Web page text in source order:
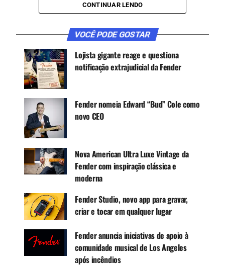
Receba novas matérias do Música & Mercado no
Canal WhatsApp
Google News
:: Leia também:
Fender abrirá novos distribuidores e importação
direta para lojistas
Fontes ouvidas pela Música & Mercado explicaram
ainda que os produtos terão um parâmetro de
preço a ser seguido entre as empresas
revendedoras.
Rumores no setor projetam que a marca está
CONTINUAR LENDO
VOCÊ PODE GOSTAR
Lojista gigante reage e questiona
notificação extrajudicial da Fender
Fender nomeia Edward “Bud” Cole como
novo CEO
Nova American Ultra Luxe Vintage da
Fender com inspiração clássica e
moderna
Fender Studio, novo app para gravar,
criar e tocar em qualquer lugar
Fender anuncia iniciativas de apoio à
comunidade musical de Los Angeles
após incêndios